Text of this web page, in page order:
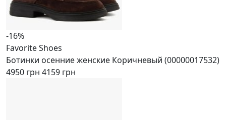
-16%
Favorite Shoes
Ботинки осенние женские Коричневый (00000017532)
4950 грн 4159 грн